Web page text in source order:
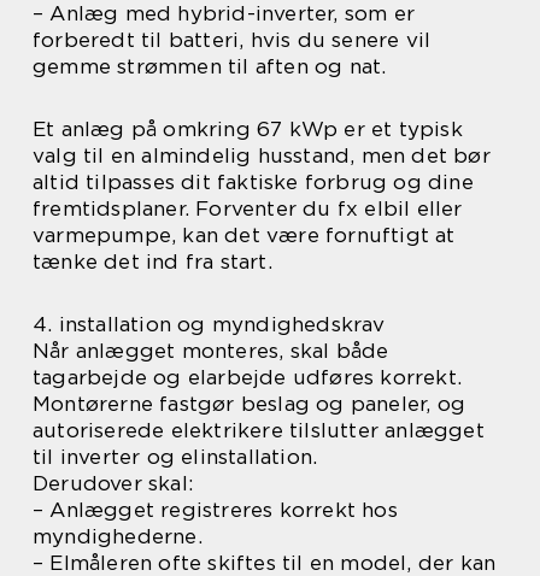
– Anlæg med hybrid-inverter, som er
forberedt til batteri, hvis du senere vil
gemme strømmen til aften og nat.
Et anlæg på omkring 67 kWp er et typisk
valg til en almindelig husstand, men det bør
altid tilpasses dit faktiske forbrug og dine
fremtidsplaner. Forventer du fx elbil eller
varmepumpe, kan det være fornuftigt at
tænke det ind fra start.
4. installation og myndighedskrav
Når anlægget monteres, skal både
tagarbejde og elarbejde udføres korrekt.
Montørerne fastgør beslag og paneler, og
autoriserede elektrikere tilslutter anlægget
til inverter og elinstallation.
Derudover skal:
– Anlægget registreres korrekt hos
myndighederne.
– Elmåleren ofte skiftes til en model, der kan